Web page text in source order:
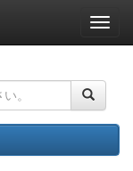
ナ
ビ
ー
ョ
ン